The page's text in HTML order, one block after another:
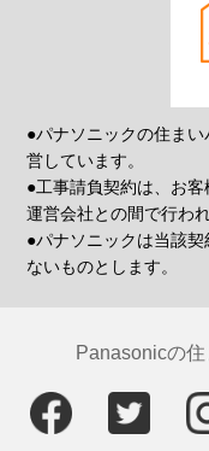
●パナソニックの住ま
営しています。
●工事請負契約は、お
運営会社との間で行われ
●パナソニックは当該
ないものとします。
Panasonicの